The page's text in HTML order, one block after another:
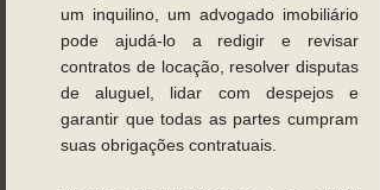
um inquilino, um advogado imobiliário
pode ajudá-lo a redigir e revisar
contratos de locação, resolver disputas
de aluguel, lidar com despejos e
garantir que todas as partes cumpram
suas obrigações contratuais.